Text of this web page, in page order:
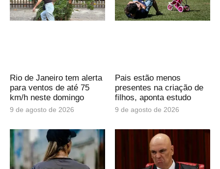
Rio de Janeiro tem alerta
para ventos de até 75
km/h neste domingo
9 de agosto de 2026
Pais estão menos
presentes na criação de
filhos, aponta estudo
9 de agosto de 2026